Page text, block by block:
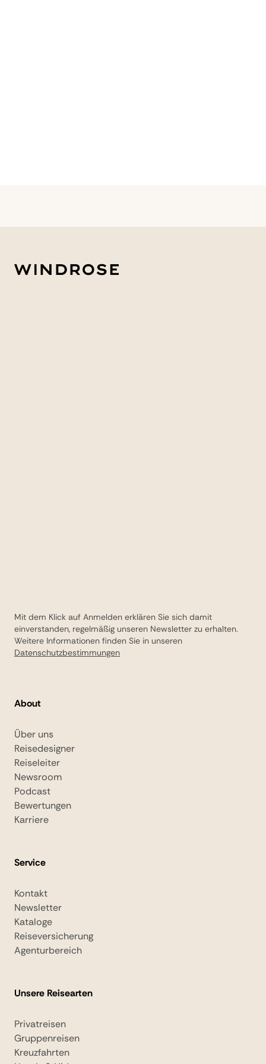
Mit dem Klick auf Anmelden erklären Sie sich damit
einverstanden, regelmäßig unseren Newsletter zu erhalten.
Weitere Informationen finden Sie in unseren
Datenschutzbestimmungen
About
Über uns
Reisedesigner
Reiseleiter
Newsroom
Podcast
Bewertungen
Karriere
Service
Kontakt
Newsletter
Kataloge
Reiseversicherung
Agenturbereich
Unsere Reisearten
Privatreisen
Gruppenreisen
Kreuzfahrten